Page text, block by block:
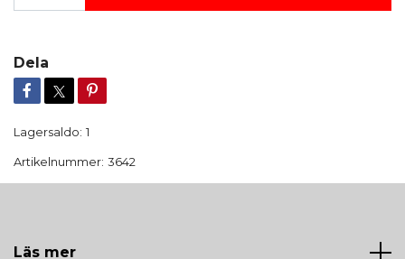
Dela
Lagersaldo: 1
Artikelnummer: 3642
Läs mer